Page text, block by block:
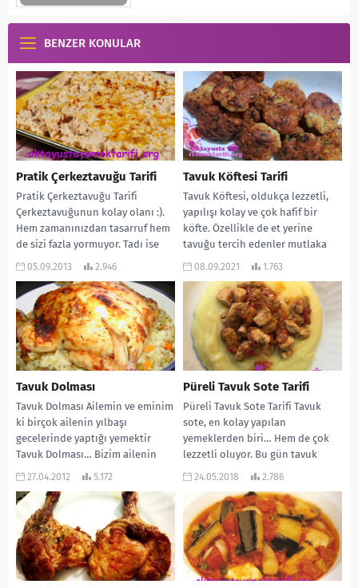
BENZER KONULAR
Pratik Çerkeztavuğu Tarifi
Pratik Çerkeztavuğu Tarifi
Çerkeztavuğunun kolay olanı :).
Hem zamanınızdan tasarruf hem
de sizi fazla yormuyor. Tadı ise
harika… MALZEMELERİ: Yarım...
05.09.2013 2.946
Tavuk Köftesi Tarifi
Tavuk Köftesi, oldukça lezzetli,
yapılışı kolay ve çok hafif bir
köfte. Özellikle de et yerine
tavuğu tercih edenler mutlaka
denemeli....
08.09.2021 1.763
Tavuk Dolması
Tavuk Dolması Ailemin ve eminim
ki birçok ailenin yılbaşı
gecelerinde yaptığı yemektir
Tavuk Dolması… Bizim ailenin
önemli aile yemeklerinde de...
27.04.2012 5.172
Püreli Tavuk Sote Tarifi
Püreli Tavuk Sote Tarifi Tavuk
sote, en kolay yapılan
yemeklerden biri… Hem de çok
lezzetli oluyor. Bu gün tavuk
sotemizi...
24.05.2018 2.786